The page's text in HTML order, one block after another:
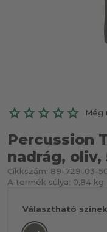
Még
Percussion
nadrág, oliv,
Cikkszám: 89-729-03-
A termék súlya: 0,84 kg
Választható